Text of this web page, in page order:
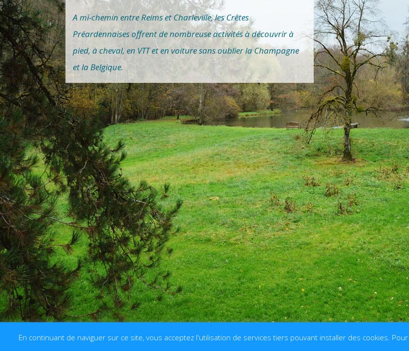
A mi-chemin entre Reims et Charleville, les Crêtes
Préardennaises offrent de nombreuse activités à découvrir à
pied, à cheval, en VTT et en voiture sans oublier la Champagne
et la Belgique.
© Les Sources 2020 | Tous droits réservés | Mentions légales
En continuant de naviguer sur ce site, vous acceptez l'utilisation de services tiers pouvant installer des cookies.